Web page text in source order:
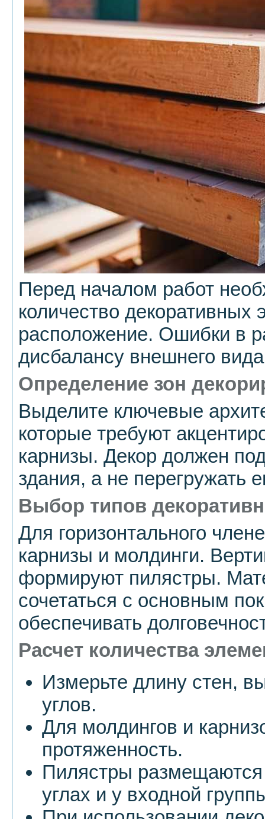
Перед началом работ
количество декоративных
расположение. Ошибки в
дисбалансу внешнего
Определение зон
Выделите ключевые
которые требуют
карнизы. Декор должен
здания, а не перегружать
Выбор типов
Для горизонтального
карнизы и молдинги.
формируют пилястры.
сочетаться с основным
обеспечивать
Расчет количества
Измерьте длину стен,
углов.
Для молдингов и
протяженность.
Пилястры
углах и у входной